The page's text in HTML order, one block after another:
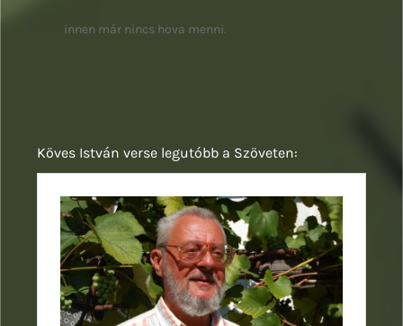
innen már nincs hova menni.
Köves István verse legutóbb a Szöveten: